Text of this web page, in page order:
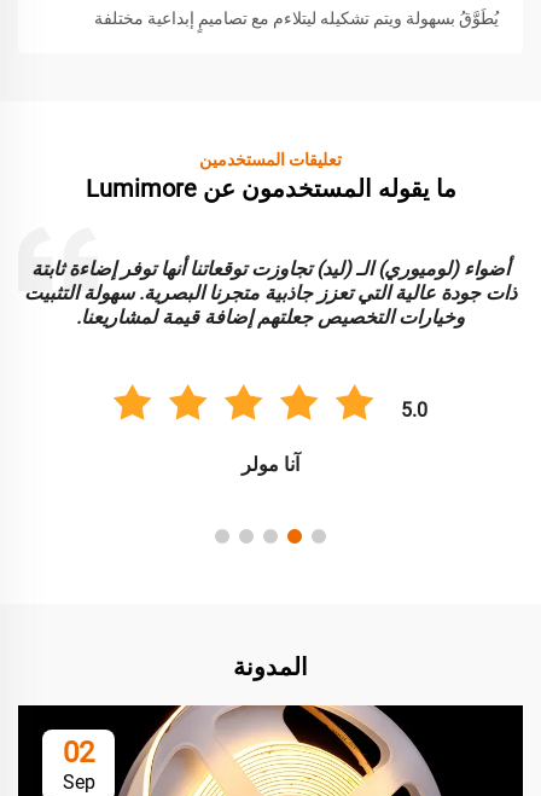
يُطَوَّقُ بسهولة ويتم تشكيله ليتلاءم مع تصاميمٍ إبداعية مختلفة
تعليقات المستخدمين
ما يقوله المستخدمون عن Lumimore
أضواء (لوميوري) الـ (ليد) تجاوزت توقعاتنا أنها توفر إضاءة ثابتة
ذات جودة عالية التي تعزز جاذبية متجرنا البصرية. سهولة التثبيت
وخيارات التخصيص جعلتهم إضافة قيمة لمشاريعنا.
5.0
آنا مولر
المدونة
02
Sep